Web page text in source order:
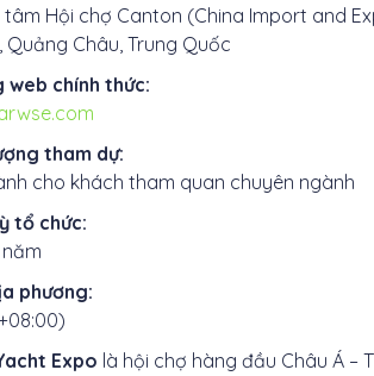
tâm Hội chợ Canton (China Import and
Châu, Trung Quốc
web chính thức:
tham dự:
cho khách tham quan chuyên ngành
tổ chức:
phương:
Expo là hội chợ hàng đầu Châu Á –